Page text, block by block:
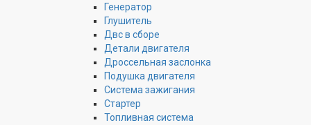
Генератор
Глушитель
Двс в сборе
Детали двигателя
Дроссельная заслонка
Подушка двигателя
Система зажигания
Стартер
Топливная система